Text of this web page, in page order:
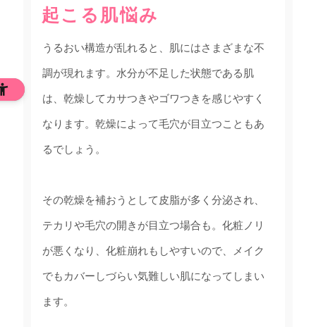
起こる肌悩み
うるおい構造が乱れると、肌にはさまざまな不
調が現れます。水分が不足した状態である肌
は、乾燥してカサつきやゴワつきを感じやすく
なります。乾燥によって毛穴が目立つこともあ
るでしょう。
その乾燥を補おうとして皮脂が多く分泌され、
テカリや毛穴の開きが目立つ場合も。化粧ノリ
が悪くなり、化粧崩れもしやすいので、メイク
でもカバーしづらい気難しい肌になってしまい
ます。